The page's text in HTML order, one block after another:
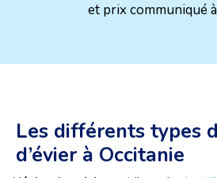
et prix communiqué
Les différents types
d’évier à Occitanie